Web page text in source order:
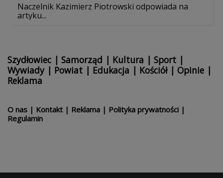
Naczelnik Kazimierz Piotrowski odpowiada na
artyku...
Szydłowiec | Samorząd | Kultura | Sport |
Wywiady| Powiat | Edukacja | Kościół| Opinie |
Reklama
O nas | Kontakt | Reklama | Polityka prywatności |
Regulamin